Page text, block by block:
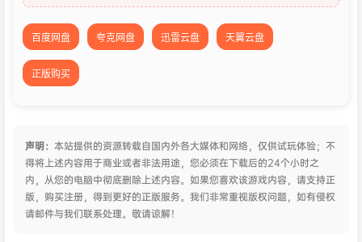
百度网盘 夸克网盘 迅雷云盘 天翼云盘
正版购买
声明： 本站提供的资源转载自国内外各大媒体和网络，仅供试玩体验；不
得将上述内容用于商业或者非法用途，您必须在下载后的24个小时之
内，从您的电脑中彻底删除上述内容。如果您喜欢该游戏内容，请支持正
版，购买注册，得到更好的正版服务。我们非常重视版权问题，如有侵权
请邮件与我们联系处理。敬请谅解！